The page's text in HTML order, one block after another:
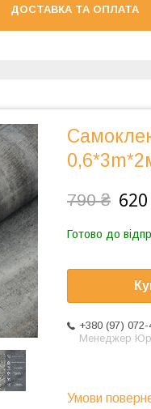
ДОСТАВКА ТА ОПЛАТА
790 ₴
Готово до
+380 (97) 072-
Менеджер